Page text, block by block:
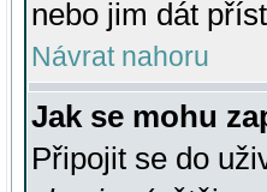
nebo jim dát
Návrat nahoru
Jak se mohu
Připojit se do